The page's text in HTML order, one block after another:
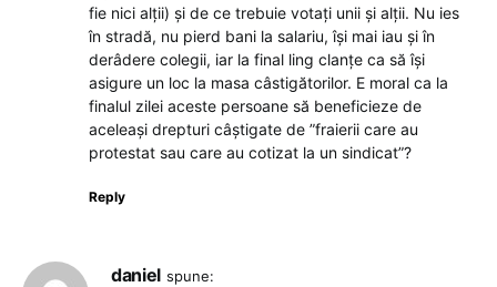
fie nici alții) și de ce trebuie votați unii și alții. Nu ies
în stradă, nu pierd bani la salariu, își mai iau și în
derâdere colegii, iar la final ling clanțe ca să își
asigure un loc la masa câstigătorilor. E moral ca la
finalul zilei aceste persoane să beneficieze de
aceleași drepturi câștigate de ”fraierii care au
protestat sau care au cotizat la un sindicat”?
Reply
daniel spune: